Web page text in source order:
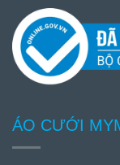
ÁO CƯỚI